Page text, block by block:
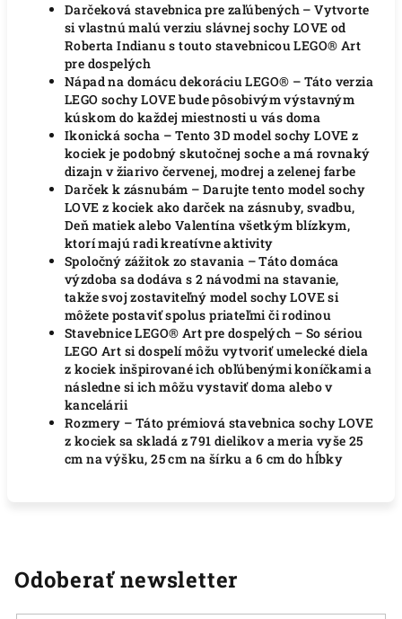
Darčeková stavebnica pre zaľúbených – Vytvorte
si vlastnú malú verziu slávnej sochy LOVE od
Roberta Indianu s touto stavebnicou LEGO® Art
pre dospelých
Nápad na domácu dekoráciu LEGO® – Táto verzia
LEGO sochy LOVE bude pôsobivým výstavným
kúskom do každej miestnosti u vás doma
Ikonická socha – Tento 3D model sochy LOVE z
kociek je podobný skutočnej soche a má rovnaký
dizajn v žiarivo červenej, modrej a zelenej farbe
Darček k zásnubám – Darujte tento model sochy
LOVE z kociek ako darček na zásnuby, svadbu,
Deň matiek alebo Valentína všetkým blízkym,
ktorí majú radi kreatívne aktivity
Spoločný zážitok zo stavania – Táto domáca
výzdoba sa dodáva s 2 návodmi na stavanie,
takže svoj zostaviteľný model sochy LOVE si
môžete postaviť spolus priateľmi či rodinou
Stavebnice LEGO® Art pre dospelých – So sériou
LEGO Art si dospelí môžu vytvoriť umelecké diela
z kociek inšpirované ich obľúbenými koníčkami a
následne si ich môžu vystaviť doma alebo v
kancelárii
Rozmery – Táto prémiová stavebnica sochy LOVE
z kociek sa skladá z 791 dielikov a meria vyše 25
cm na výšku, 25 cm na šírku a 6 cm do hĺbky
Odoberať newsletter